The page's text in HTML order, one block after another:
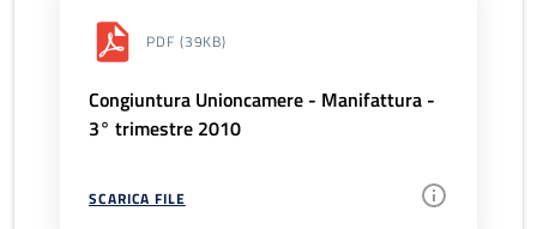
PDF (39KB)
Congiuntura Unioncamere - Manifattura -
3° trimestre 2010
SCARICA FILE